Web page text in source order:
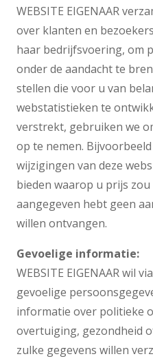
WEBSITE EIGENAAR
over klanten en
haar bedrijfsvoering, om
onder de aandacht te
stellen die voor u van
webstatistieken te
verstrekt, gebruiken we
op te nemen.
wijzigingen van deze
bieden waarop u prijs
aangegeven hebt geen
willen ontvangen.
Gevoelige informatie:
WEBSITE EIGENAAR wil
gevoelige
informatie over politieke
overtuiging, gezondheid
zulke gegevens willen